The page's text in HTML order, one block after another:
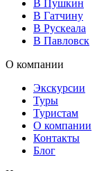
В Пушкин
В Гатчину
В Рускеала
В Павловск
О компании
Экскурсии
Туры
Туристам
О компании
Контакты
Блог